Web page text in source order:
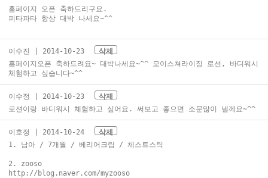
홈페이지 오픈 축하드리구요.
피타파타 항상 대박 나세요~^^
이수진 | 2014-10-23
삭제
홈페이지오픈 축하드려요~ 대박나세요~^^ 모이스쳐라이징 로션, 바디워시
체험하고 싶습니다~^^
이수정 | 2014-10-23
삭제
로션이랑 바디워시 체험하고 싶어요. 써보고 좋으면 소문많이 낼께요~^^
이호정 | 2014-10-24
삭제
1. 남아 / 7개월 / 베리어크림 / 체스트스틱
2. zooso
http://blog.naver.com/myzooso